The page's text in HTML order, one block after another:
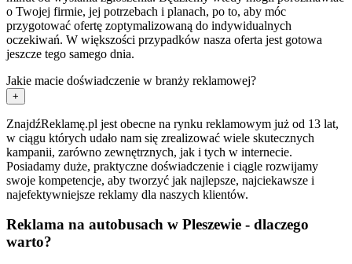
o Twojej firmie, jej potrzebach i planach, po to, aby móc
przygotować ofertę zoptymalizowaną do indywidualnych
oczekiwań. W większości przypadków nasza oferta jest gotowa
jeszcze tego samego dnia.
Jakie macie doświadczenie w branży reklamowej?
+
ZnajdźReklamę.pl jest obecne na rynku reklamowym już od 13 lat,
w ciągu których udało nam się zrealizować wiele skutecznych
kampanii, zarówno zewnętrznych, jak i tych w internecie.
Posiadamy duże, praktyczne doświadczenie i ciągle rozwijamy
swoje kompetencje, aby tworzyć jak najlepsze, najciekawsze i
najefektywniejsze reklamy dla naszych klientów.
Reklama na autobusach w Pleszewie - dlaczego
warto?